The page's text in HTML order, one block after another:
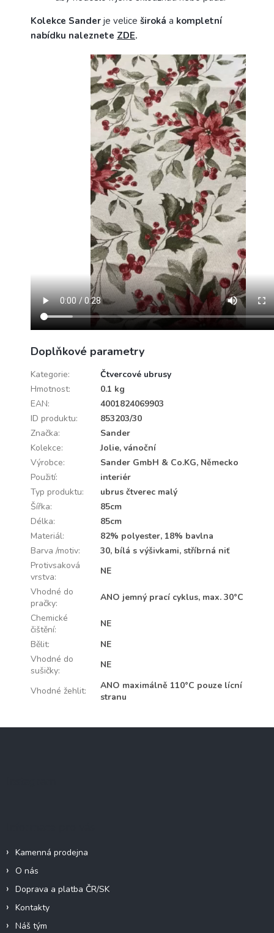
Kolekce Sander je velice široká a kompletní
nabídku naleznete ZDE.
Doplňkové parametry
Kategorie:
Čtvercové ubrusy
Hmotnost:
0.1 kg
EAN:
4001824069903
ID produktu:
853203/30
Značka:
Sander
Kolekce:
Jolie, vánoční
Výrobce:
Sander GmbH & Co.KG, Německo
Použití:
interiér
Typ produktu:
ubrus čtverec malý
Šířka:
85cm
Délka:
85cm
Materiál:
82% polyester, 18% bavlna
Barva /motiv:
30, bílá s výšivkami, stříbrná niť
Protivsaková
vrstva:
NE
Vhodné do
pračky:
ANO jemný prací cyklus, max. 30°C
Chemické
čištění:
NE
Bělit:
NE
Vhodné do
sušičky:
NE
Vhodné žehlit:
ANO maximálně 110°C pouze lícní
stranu
Z
Kamenná prodejna
O nás
Doprava a platba ČR/SK
Kontakty
Náš tým